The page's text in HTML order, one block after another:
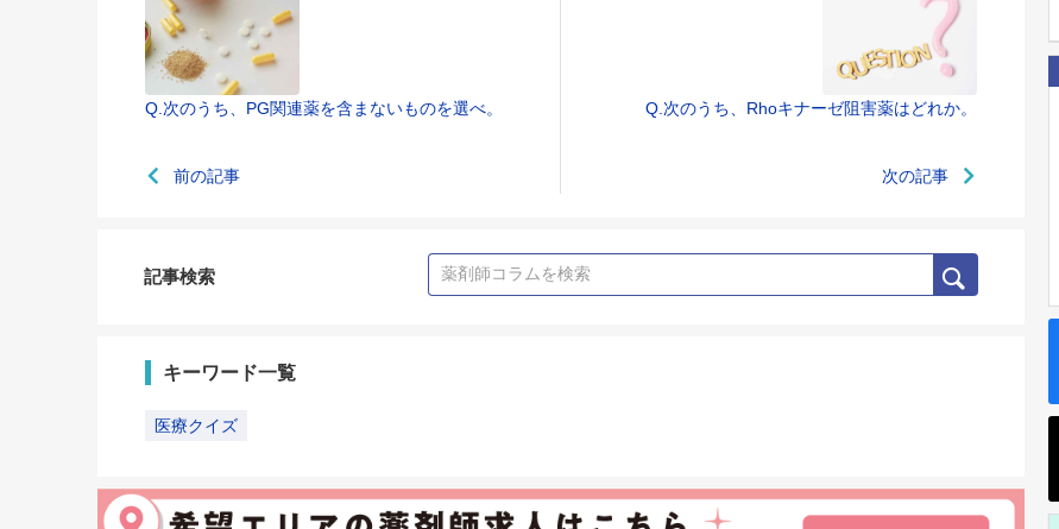
Q.次のうち、PG関連薬を含まないものを選べ。
前の記事
Q.次のうち、Rhoキナーゼ阻害薬はどれか。
次の記事
記事検索
キーワード一覧
医療クイズ